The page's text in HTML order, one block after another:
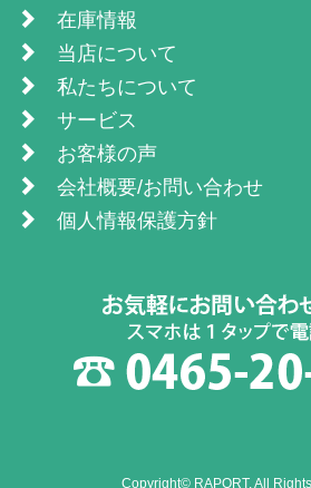
在庫情報
当店について
私たちについて
サービス
お客様の声
会社概要/お問い合わせ
個人情報保護方針
Copyright© RAPORT. All